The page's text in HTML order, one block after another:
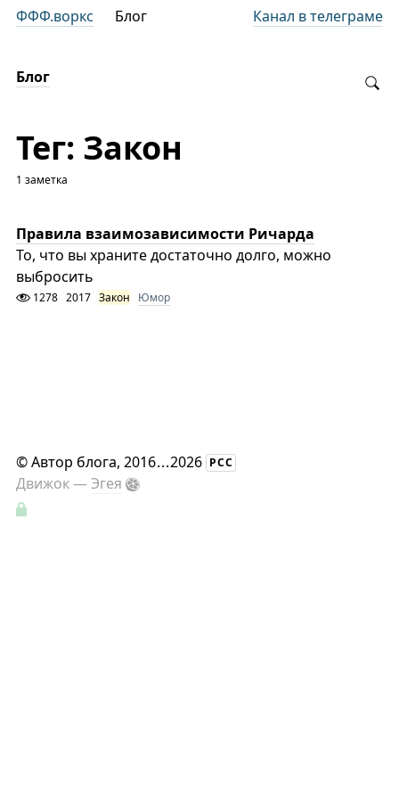
ФФФ.воркс Блог Канал в телеграме
Блог
Тег: Закон
1 заметка
Правила взаимозависимости Ричарда
То, что вы храните достаточно долго, можно
выбросить
1278 2017 Закон Юмор
©Автор блога, 2016...2026 РСС
Движок —Эгея